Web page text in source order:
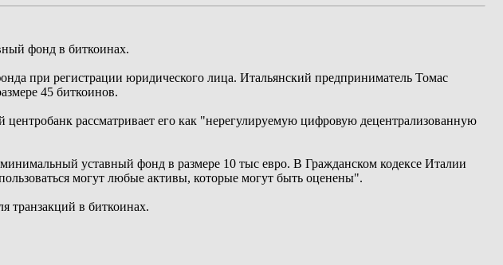
фонд в биткоинах.
при регистрации юридического лица. Итальянский предприниматель Томас
45 биткоинов.
рассматривает его как "нерегулируемую цифровую децентрализованную
уставный фонд в размере 10 тыс евро. В Гражданском кодексе Италии
могут любые активы, которые могут быть оценены".
транзакций в биткоинах.